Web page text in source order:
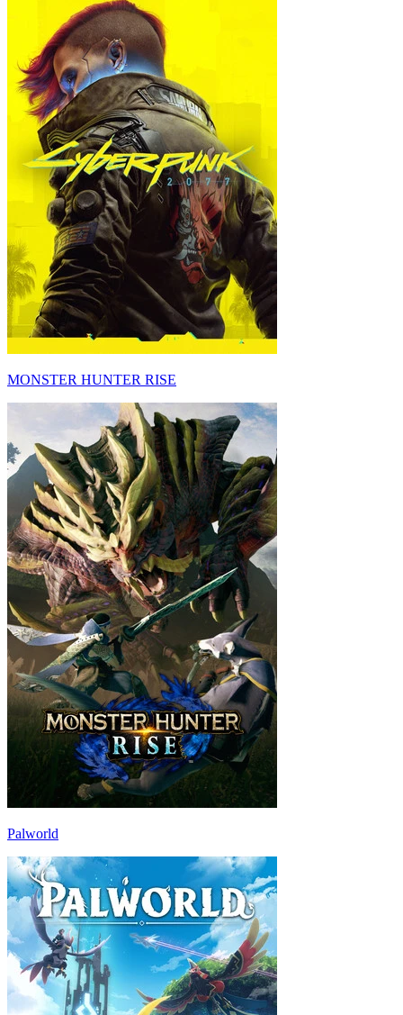
MONSTER HUNTER RISE
Palworld